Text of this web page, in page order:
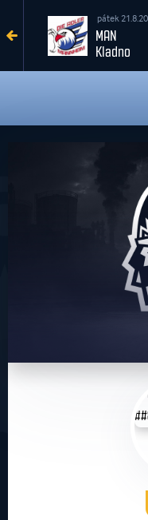
pátek
MAN
Kladno